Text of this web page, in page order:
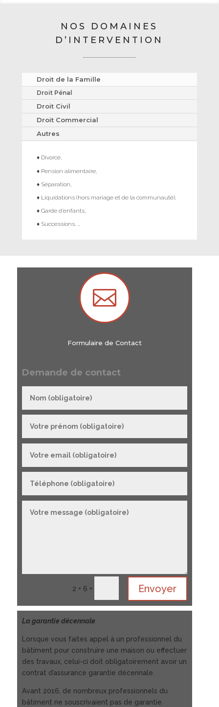
NOS DOMAINES
D’INTERVENTION
Droit de la Famille
Droit Pénal
Droit Civil
Droit Commercial
Autres
♦ Divorce,
♦ Pension alimentaire,
♦ Séparation,
♦ Liquidations (hors mariage et de la communauté),
♦ Garde d’enfants,
♦ Successions, …

Formulaire de Contact
Demande de contact
2 + 6 = Envoyer
La garantie décennale
Lorsque vous faites appel à un professionnel du
bâtiment pour construire une maison ou effectuer
des travaux, celui-ci doit obligatoirement avoir un
contrat d’assurance garantie décennale.
Avant 2016, de nombreux professionnels du
bâtiment ne souscrivaient pas de garantie